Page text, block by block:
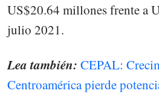
US$20.64 millones frente a
julio 2021.
Lea también: CEPAL:
Centroamérica pierde